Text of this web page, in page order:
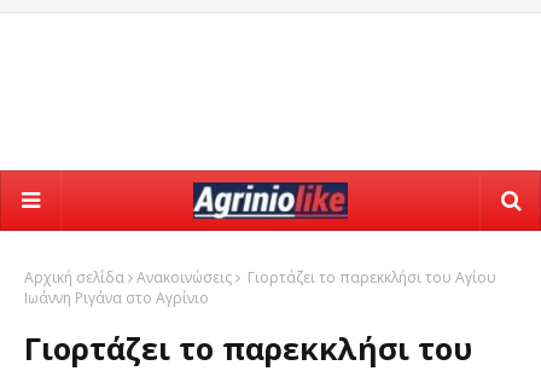
Αρχική σελίδα Ανακοινώσεις
Γιορτάζει το παρεκκλήσι του Αγίου
Ιωάννη Ριγάνα στο Αγρίνιο
Γιορτάζει το παρεκκλήσι του